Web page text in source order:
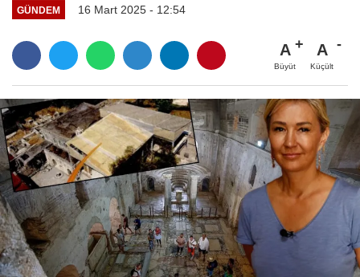
GÜNDEM 16 Mart 2025 - 12:54
A
Büyüt
A
Küçült